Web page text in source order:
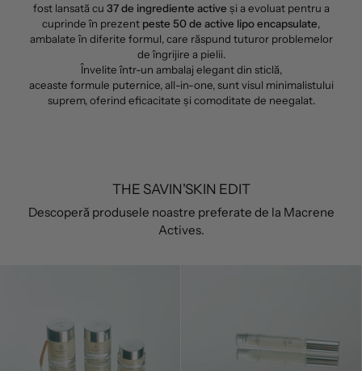
fost lansată cu 37 de ingrediente active și a evoluat pentru a
cuprinde în prezent peste 50 de active lipo encapsulate,
ambalate în diferite formul, care răspund tuturor problemelor
de îngrijire a pielii.
Învelite într-un ambalaj elegant din sticlă,
aceaste formule puternice, all-in-one, sunt visul minimalistului
suprem, oferind eficacitate și comoditate de neegalat.
THE SAVIN'SKIN EDIT
Descoperă produsele noastre preferate de la Macrene
Actives.